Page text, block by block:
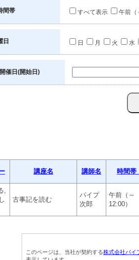
間帯 すべて表示 午前（
日 日 月 火 水
開催日(開始日)
講座名 講師名 時間
,
古事記を読む
パイプ
次郎
午前（～
12:00）
このページは、当社が契約する株式会社パイ